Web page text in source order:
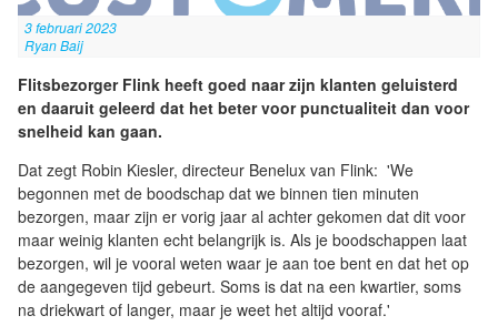
3 februari 2023
Ryan Baij
Flitsbezorger Flink heeft goed naar zijn klanten geluisterd
en daaruit geleerd dat het beter voor punctualiteit dan voor
snelheid kan gaan.
Dat zegt Robin Kiesler, directeur Benelux van Flink: 'We
begonnen met de boodschap dat we binnen tien minuten
bezorgen, maar zijn er vorig jaar al achter gekomen dat dit voor
maar weinig klanten echt belangrijk is. Als je boodschappen laat
bezorgen, wil je vooral weten waar je aan toe bent en dat het op
de aangegeven tijd gebeurt. Soms is dat na een kwartier, soms
na driekwart of langer, maar je weet het altijd vooraf.'